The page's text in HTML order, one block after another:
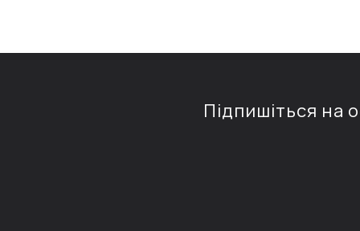
Підпишіться на